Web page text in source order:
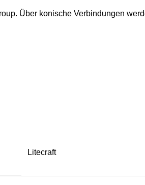
Über konische Verbindungen
Litecraft